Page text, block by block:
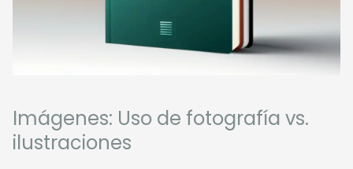
Imágenes: Uso de fotografía vs.
ilustraciones